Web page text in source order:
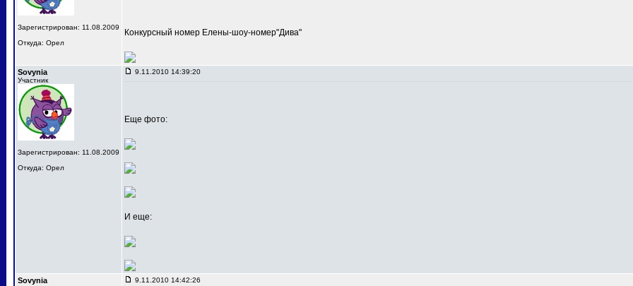
Зарегистрирован: 11.08.2009
Откуда: Орел
Конкурсный номер Елены-шоу-номер"Дива"
Sovynia
Участник
Зарегистрирован: 11.08.2009
Откуда: Орел
9.11.2010 14:39:20
Еще фото:
И еще:
Sovynia 9.11.2010 14:42:26